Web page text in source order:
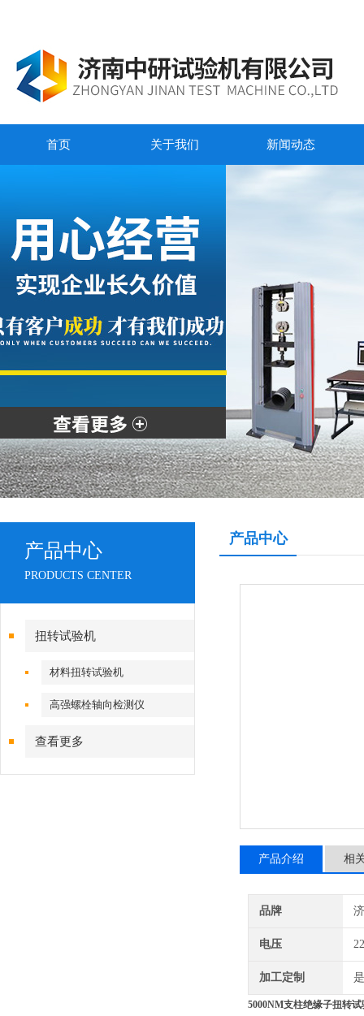
首页 关于我们 新闻动态
产品中心
PRODUCTS CENTER
扭转试验机
材料扭转试验机
高强螺栓轴向检测仪
查看更多
产品中心
产品介绍 相
品牌
电压
加工定制 是
5000NM支柱绝缘子扭转试